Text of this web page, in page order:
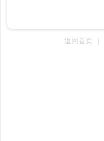
返回首页